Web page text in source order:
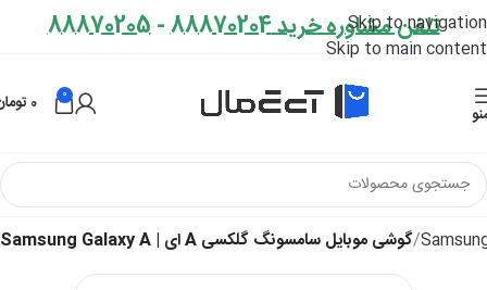
Skip to navigation
Skip to main content
تلفن مشاوره خرید 88870204 -
88870205
0
0
گوشی موبایل سامسونگ گلکسی A ای | Samsung Galaxy A